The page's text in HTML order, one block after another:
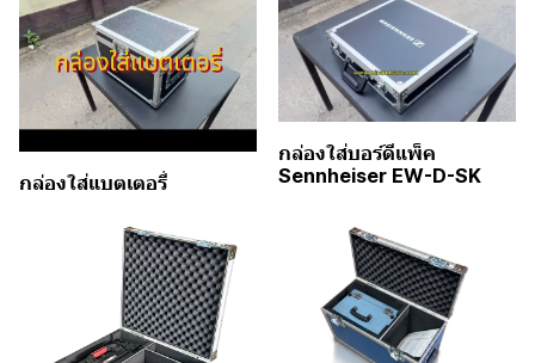
กล่องใส่แบตเตอรี่
กล่องใส่บอร์ดีแพ็ค
Sennheiser EW-D-SK